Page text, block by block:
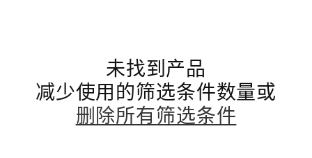
未找到产品
减少使用的筛选条件数量或
删除所有筛选条件